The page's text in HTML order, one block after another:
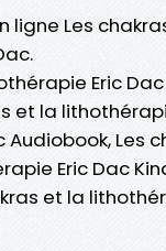
ligne Les
Eric
et la
Les
Eric Dac
et la